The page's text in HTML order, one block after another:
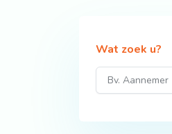
Wat zoek u?